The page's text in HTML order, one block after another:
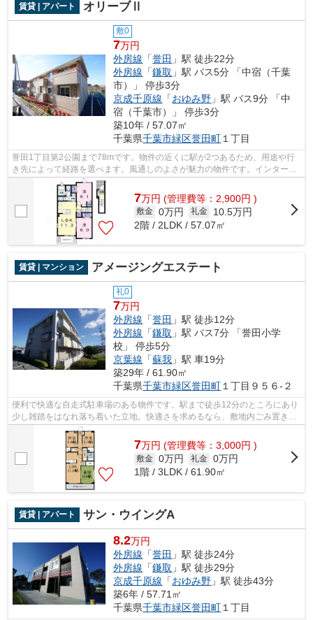
賃貸 | アパート オリーブⅡ
敷0
7万円
外房線 「誉田 」駅 徒歩22分
外房線 「鎌取 」駅 バス5分 「中宿（千葉
市）」 停歩3分
京成千原線 「おゆみ野 」駅 バス9分 「中
宿（千葉市）」 停歩3分
築10年 / 57.07㎡
千葉県千葉市緑区誉田町 １丁目
誉田1丁目第2公園まで78mです。物件の近くに駅が2つあるため、用途や行
き先によって経路を選べます。風通しのよさが魅力の物件です。インターネ
ットをご利用いただける物件です。ココ...
7万円 (管理費等：2,900円 )
敷金 0万円 礼金
10.5万円
2階 / 2LDK / 57.07㎡
賃貸 | マンション アメージングエステート
礼0
7万円
外房線 「誉田 」駅 徒歩12分
外房線 「鎌取 」駅 バス7分 「誉田小学
校」 停歩5分
京葉線 「蘇我 」駅 車19分
築29年 / 61.90㎡
千葉県千葉市緑区誉田町 １丁目９５６-２
便利で快適な自走式駐車場のある物件です。駅まで徒歩12分のところにあり
少し雑踏をはなれ落ち着いた立地。快適さを求めるなら、敷地内ごみ置き場
のある物件をご検討下さい。プライバ...
7万円 (管理費等：3,000円 )
敷金 0万円 礼金 0万円
1階 / 3LDK / 61.90㎡
賃貸 | アパート サン・ウイングA
8.2万円
外房線 「誉田 」駅 徒歩24分
外房線 「鎌取 」駅 徒歩29分
京成千原線 「おゆみ野 」駅 徒歩43分
築6年 / 57.71㎡
千葉県千葉市緑区誉田町 １丁目